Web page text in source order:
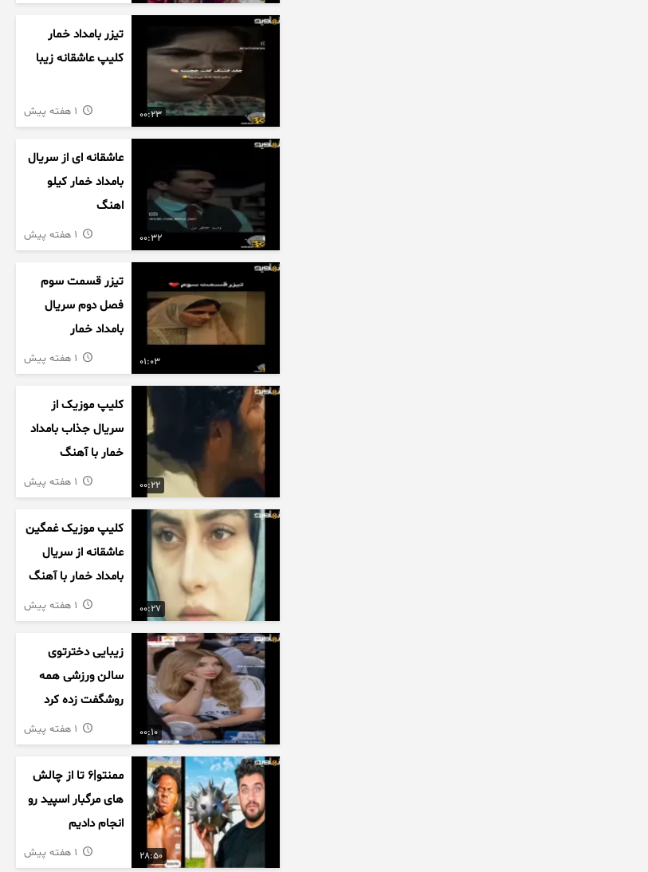
00:23
تیزر بامداد خمار
کلیپ عاشقانه زیبا
00:32
عاشقانه ای از سریال
بامداد خمار کیلو
اهنگ
01:03
تیزر قسمت سوم
فصل دوم سریال
بامداد خمار
00:22
کلیپ موزیک از
سریال جذاب بامداد
خمار با آهنگ
عاشقانه
00:27
کلیپ موزیک غمگین
عاشقانه از سریال
بامداد خمار با آهنگ
احسان خواجه امیری
00:10
زیبایی دخترتوی
سالن ورزشی همه
روشگفت زده کرد
28:50
ممنتو|۶ تا از چالش
های مرگبار اسپید رو
انجام دادیم